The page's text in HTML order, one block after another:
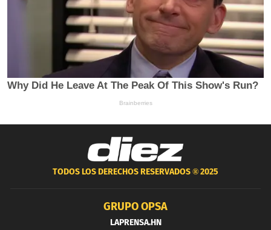
TODOS LOS DERECHOS RESERVADOS ®2025
GRUPO OPSA
LAPRENSA.HN